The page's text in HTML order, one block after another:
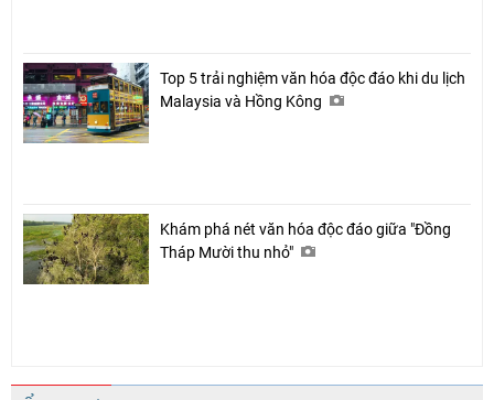
Chia sẻ
Top 5 trải nghiệm văn hóa độc đáo khi du lịch
Malaysia và Hồng Kông
Khám phá nét văn hóa độc đáo giữa "Đồng
Tháp Mười thu nhỏ"